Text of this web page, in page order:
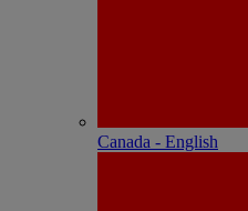
Canada - English